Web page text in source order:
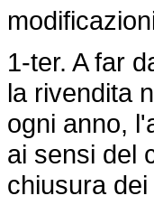
1-ter. A far
la rivendita
ogni anno,
ai sensi del
chiusura